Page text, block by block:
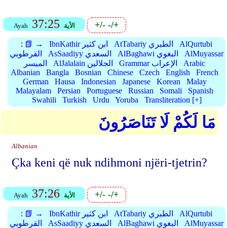
Ayah 37:25 الأية +/--/+
: 📗 → IbnKathir ابن كثير AtTabariy الطبري
AlQurtubi
القرطوبي
AsSaadiyy السعدي AlBaghawi البغوي
AlMuyassar
الميسر
AlJalalain الجلالين Grammar الإعراب
Arabic
Albanian
Bangla Bosnian Chinese Czech English
French
German
Hausa Indonesian Japanese Korean
Malay
Malayalam
Persian Portuguese Russian Somali
Spanish
Swahili
Turkish Urdu Yoruba Transliteration [+]
مَا لَكُمْ لَا تَنَاصَرُونَ
Albanian
Çka keni që nuk ndihmoni njëri-tjetrin?
Ayah 37:26 الأية +/--/+
: 📗 → IbnKathir ابن كثير AtTabariy الطبري
AlQurtubi
القرطوبي
AsSaadiyy السعدي AlBaghawi البغوي
AlMuyassar